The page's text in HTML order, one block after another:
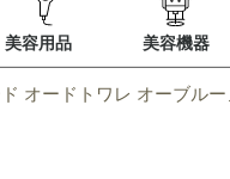
美容用品 美容機器
ド オードトワレ オーブル